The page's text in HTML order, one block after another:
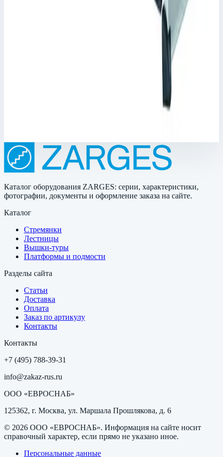
Корпус Mitraset Racklite 19" Zarges 6 HE/U
Корпус Mitraset Racklite 19" - 45896 Переносные корпусы для
Каталог оборудования ZARGES: серии, характеристики,
фотографии, документы и оформление заказа на сайте.
Каталог
Стремянки
Лестницы
Вышки-туры
Платформы и подмости
Разделы сайта
Статьи
Доставка
Оплата
Заказ по артикулу
Контакты
Контакты
+7 (495) 788-39-31
info@zakaz-rus.ru
ООО «ЕВРОСНАБ»
125362, г. Москва, ул. Маршала Прошлякова, д. 6
© 2026 ООО «ЕВРОСНАБ». Информация на сайте носит
справочный характер, если прямо не указано иное.
Персональные данные